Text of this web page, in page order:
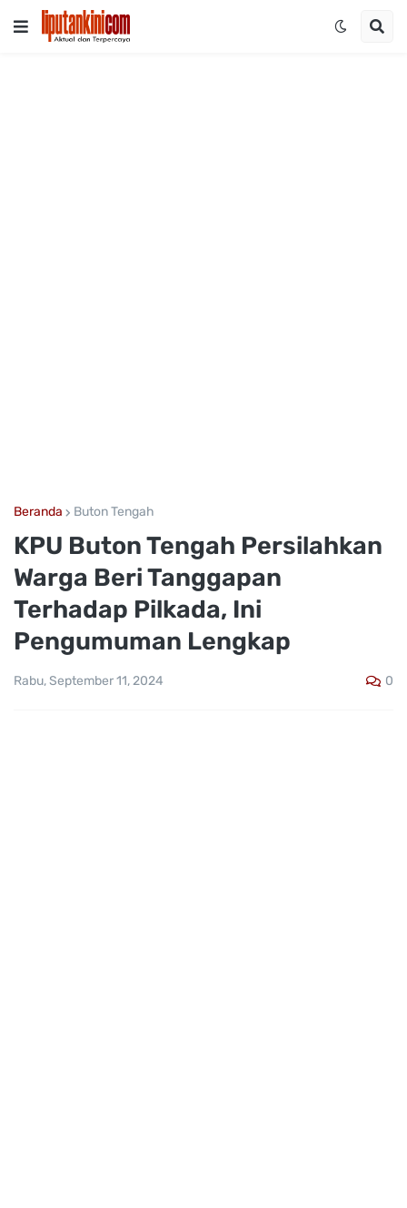
Beranda Buton Tengah
KPU Buton Tengah Persilahkan
Warga Beri Tanggapan
Terhadap Pilkada, Ini
Pengumuman Lengkap
Rabu, September 11, 2024 0